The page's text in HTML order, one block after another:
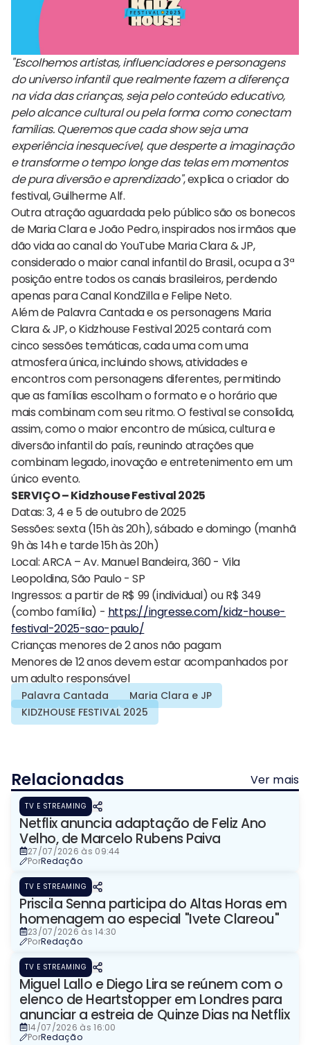
"Escolhemos artistas, influenciadores e personagens
do universo infantil que realmente fazem a diferença
na vida das crianças, seja pelo conteúdo educativo,
pelo alcance cultural ou pela forma como conectam
famílias. Queremos que cada show seja uma
experiência inesquecível, que desperte a imaginação
e transforme o tempo longe das telas em momentos
de pura diversão e aprendizado", explica o criador do
festival, Guilherme Alf.
Outra atração aguardada pelo público são os bonecos
de Maria Clara e João Pedro, inspirados nos irmãos que
dão vida ao canal do YouTube Maria Clara & JP,
considerado o maior canal infantil do Brasil., ocupa a 3ª
posição entre todos os canais brasileiros, perdendo
apenas para Canal KondZilla e Felipe Neto.
Além de Palavra Cantada e os personagens Maria
Clara & JP, o Kidzhouse Festival 2025 contará com
cinco sessões temáticas, cada uma com uma
atmosfera única, incluindo shows, atividades e
encontros com personagens diferentes, permitindo
que as famílias escolham o formato e o horário que
mais combinam com seu ritmo. O festival se consolida,
assim, como o maior encontro de música, cultura e
diversão infantil do país, reunindo atrações que
combinam legado, inovação e entretenimento em um
único evento.
SERVIÇO – Kidzhouse Festival 2025
Datas: 3, 4 e 5 de outubro de 2025
Sessões: sexta (15h às 20h), sábado e domingo (manhã
9h às 14h e tarde 15h às 20h)
Local: ARCA – Av. Manuel Bandeira, 360 - Vila
Leopoldina, São Paulo - SP
Ingressos: a partir de R$ 99 (individual) ou R$ 349
(combo família) - https://ingresse.com/kidz-house-
festival-2025-sao-paulo/
Crianças menores de 2 anos não pagam
Menores de 12 anos devem estar acompanhados por
um adulto responsável
Palavra Cantada
Maria Clara e JP
KIDZHOUSE FESTIVAL 2025
Relacionadas Ver mais
TV E STREAMING
Netflix anuncia adaptação de Feliz Ano
Velho, de Marcelo Rubens Paiva
27/07/2026 às 09:44
PorRedação
TV E STREAMING
Priscila Senna participa do Altas Horas em
homenagem ao especial "Ivete Clareou"
23/07/2026 às 14:30
PorRedação
TV E STREAMING
Miguel Lallo e Diego Lira se reúnem com o
elenco de Heartstopper em Londres para
anunciar a estreia de Quinze Dias na Netflix
14/07/2026 às 16:00
PorRedação